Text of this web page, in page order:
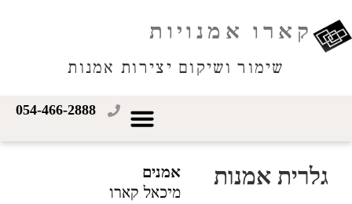
קארו אמנויות
שימור ושיקום יצירות אמנות
054-466-2888
גלרית אמנות אמנים
מיכאל קארו